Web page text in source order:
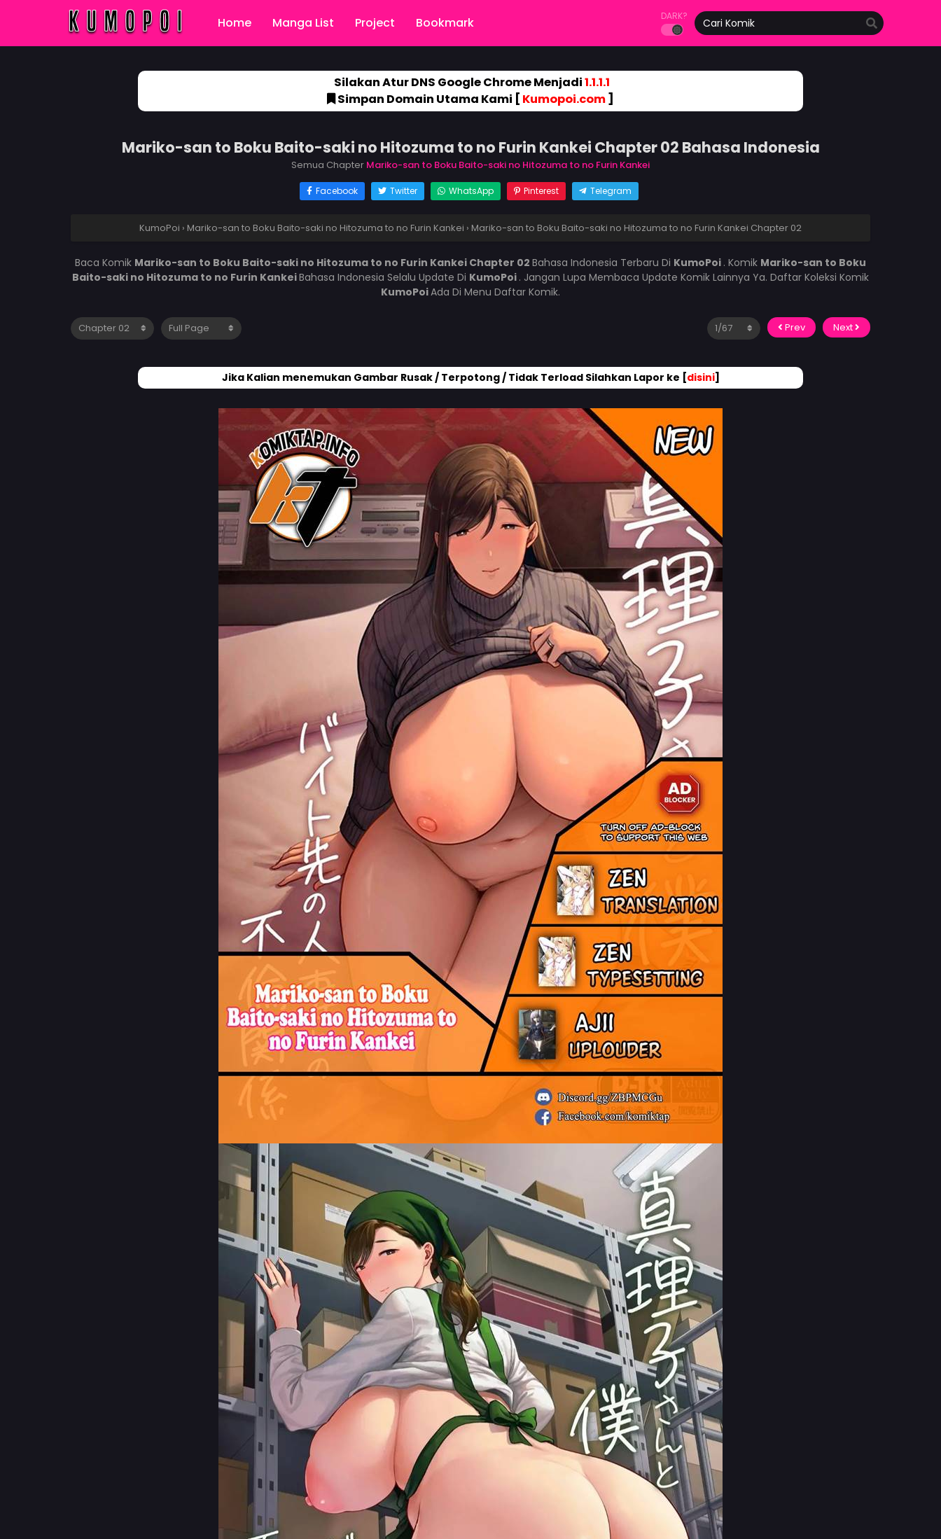
Home Manga List Project Bookmark DARK?
Silakan Atur DNS Google Chrome Menjadi1.1.1.1
Simpan Domain Utama Kami [ Kumopoi.com]
Mariko-san to Boku Baito-saki no Hitozuma to no Furin Kankei Chapter 02 Bahasa Indonesia
Semua Chapter Mariko-san to Boku Baito-saki no Hitozuma to no Furin Kankei
Facebook Twitter WhatsApp Pinterest Telegram
KumoPoi › Mariko-san to Boku Baito-saki no Hitozuma to no Furin Kankei › Mariko-san to Boku Baito-saki no Hitozuma to no Furin Kankei Chapter 02
Baca Komik Mariko-san to Boku Baito-saki no Hitozuma to no Furin Kankei Chapter 02 Bahasa Indonesia Terbaru Di KumoPoi . Komik Mariko-san to Boku
Baito-saki no Hitozuma to no Furin KankeiBahasa Indonesia Selalu Update Di KumoPoi . Jangan Lupa Membaca Update Komik Lainnya Ya. Daftar Koleksi Komik
KumoPoiAda Di Menu Daftar Komik.
Prev Next
Jika Kalian menemukan Gambar Rusak / Terpotong / Tidak Terload Silahkan Lapor ke [disini]